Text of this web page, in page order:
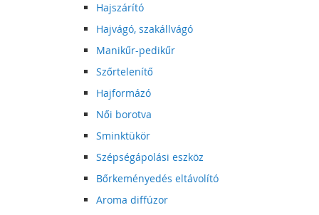
Hajszárító
Hajvágó, szakállvágó
Manikűr-pedikűr
Szőrtelenítő
Hajformázó
Női borotva
Sminktükör
Szépségápolási eszköz
Bőrkeményedés eltávolító
Aroma diffúzor